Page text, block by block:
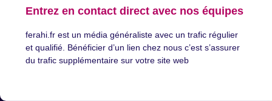
Entrez en contact direct avec nos équipes
ferahi.fr est un média généraliste avec un trafic régulier
et qualifié. Bénéficier d’un lien chez nous c’est s’assurer
du trafic supplémentaire sur votre site web